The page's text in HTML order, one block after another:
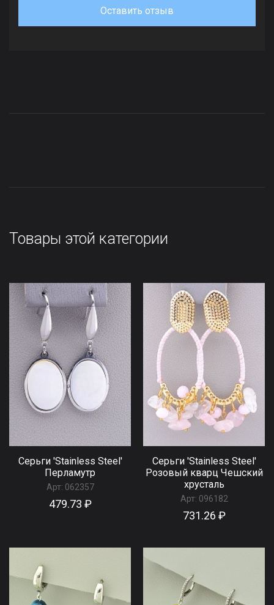
Оставить отзыв
Товары этой категории
Серьги 'Stainless Steel'
Перламутр
Арт: 062357
479.73 ₽
Серьги 'Stainless Steel'
Розовый кварц Чешский
хрусталь
Арт: 096182
731.26 ₽